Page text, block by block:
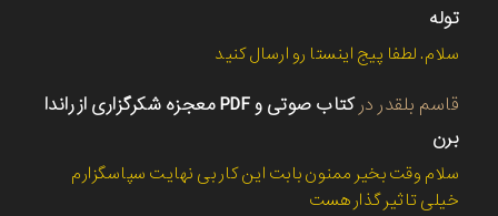
توله
سلام. لطفا پیج اینستا رو ارسال کنید
قاسم بلقدر در
کتاب صوتی و PDF معجزه شکرگزاری از راندا
برن
سلام وقت بخیر ممنون بابت این کار بی نهایت سپاسگزارم
خیلی تاثیر گذار هست